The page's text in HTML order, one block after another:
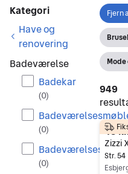
Filtre
Kategori
Have og
renovering
Badeværelse
Badekar
(0)
(0)
(0)
Åbn
Fjern
Vis
Vis
949
949
48
Str. 54